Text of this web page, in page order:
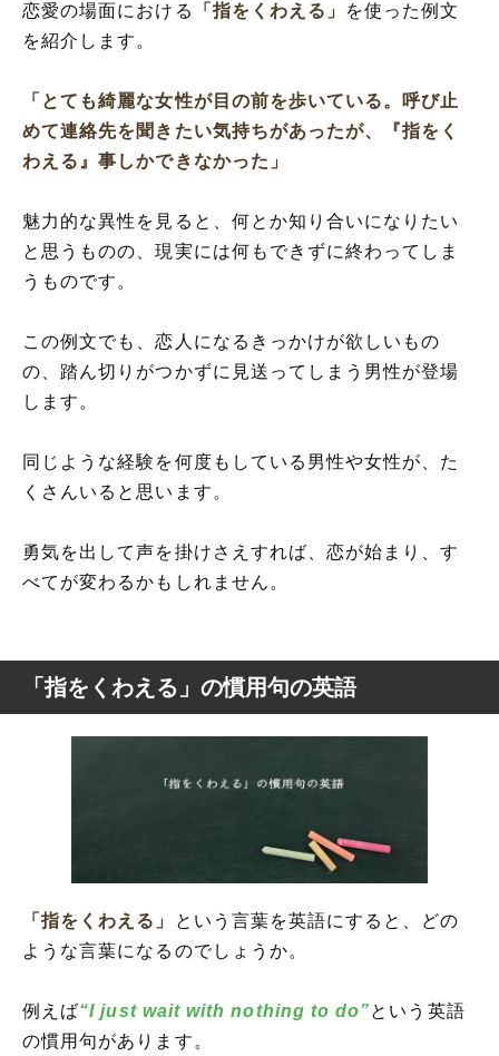
恋愛の場面における 「指をくわえる」
を使った例文
を紹介します。
「とても綺麗な女性が目の前を歩いている。呼び止
めて連絡先を聞きたい気持ちがあったが、『指をく
わえる』事しかできなかった」
魅力的な異性を見ると、何とか知り合いになりたい
と思うものの、現実には何もできずに終わってしま
うものです。
この例文でも、恋人になるきっかけが欲しいもの
の、踏ん切りがつかずに見送ってしまう男性が登場
します。
同じような経験を何度もしている男性や女性が、た
くさんいると思います。
勇気を出して声を掛けさえすれば、恋が始まり、す
べてが変わるかもしれません。
「指をくわえる」の慣用句の英語
「指をくわえる」
という言葉を英語にすると、どの
ような言葉になるのでしょうか。
例えば“I just wait with nothing to do”という英語
の慣用句があります。